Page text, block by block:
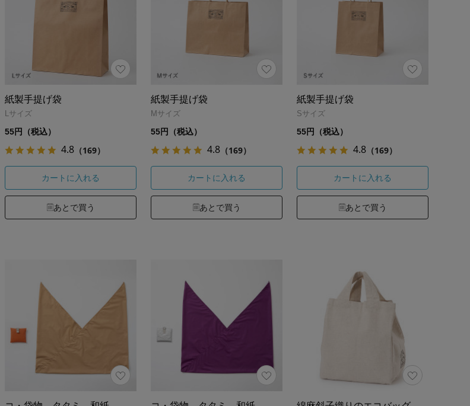
紙製手提げ袋
Lサイズ
55円（税込）
4.8 （169）
カートに入れる
あとで買う
紙製手提げ袋
Mサイズ
55円（税込）
4.8 （169）
カートに入れる
あとで買う
紙製手提げ袋
Sサイズ
55円（税込）
4.8 （169）
カートに入れる
あとで買う